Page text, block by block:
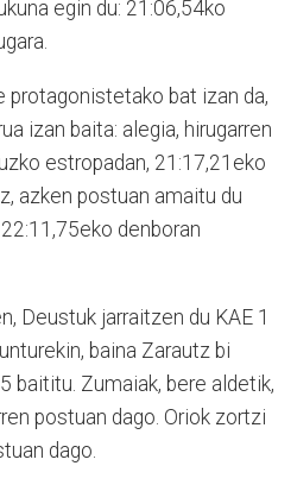
egin du: 21:06,54ko
protagonistetako bat izan da,
izan baita: alegia, hirugarren
estropadan, 21:17,21eko
azken postuan amaitu du
denboran
Deustuk jarraitzen du KAE 1
baina Zarautz bi
baititu. Zumaiak, bere aldetik,
postuan dago. Oriok zortzi
dago.